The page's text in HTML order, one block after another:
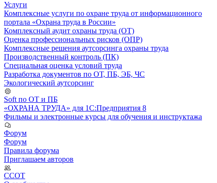
Услуги
Комплексные услуги по охране труда от информационного
портала «Охрана труда в России»
Комплексный аудит охраны труда (ОТ)
Оценка профессиональных рисков (ОПР)
Комплексные решения аутсорсинга охраны труда
Производственный контроль (ПК)
Специальная оценка условий труда
Разработка документов по ОТ, ПБ, ЭБ, ЧС
Экологический аутсорсинг
Soft по ОТ и ПБ
«ОХРАНА ТРУДА» для 1С:Предприятия 8
Фильмы и электронные курсы для обучения и инструктажа
Форум
Форум
Правила форума
Приглашаем авторов
ССОТ